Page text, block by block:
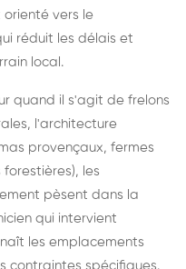
vers le
réduit les délais et
local.
quand il s'agit de frelons
l'architecture
provençaux, fermes
les
pèsent dans la
qui intervient
les emplacements
contraintes spécifiques.